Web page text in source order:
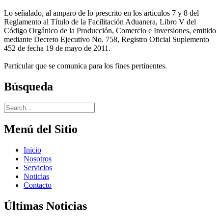
Lo señalado, al amparo de lo prescrito en los artículos 7 y 8 del
Reglamento al Título de la Facilitación Aduanera, Libro V del
Código Orgánico de la Producción, Comercio e Inversiones, emitido
mediante Decreto Ejecutivo No. 758, Registro Oficial Suplemento
452 de fecha 19 de mayo de 2011.
Particular que se comunica para los fines pertinentes.
Búsqueda
Menú del Sitio
Inicio
Nosotros
Servicios
Noticias
Contacto
Últimas Noticias